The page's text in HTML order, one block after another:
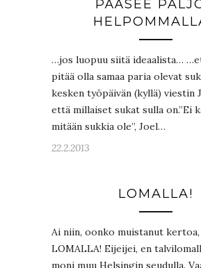
PÄÄSEE
…jos luopuu siitä ideaalista…
pitää olla samaa paria olevat
kesken työpäivän (kyllä) viestin
että millaiset sukat sulla on.”Ei
mitään sukkia ole”, Joel…
22.2.2013
LOMALLA!
Ai niin, oonko muistanut
LOMALLA! Eijeijei, en
moni muu Helsingin seudulla.